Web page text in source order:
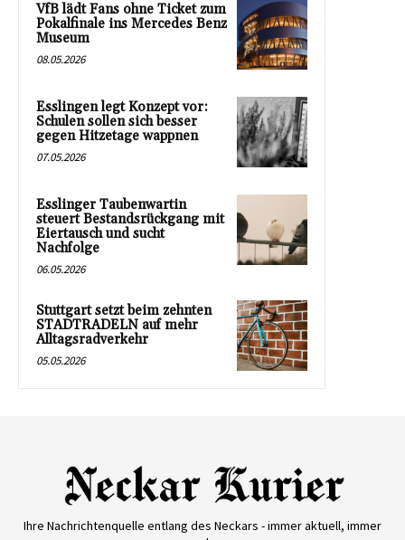
VfB lädt Fans ohne Ticket zum
Pokalfinale ins Mercedes Benz
Museum
08.05.2026
Esslingen legt Konzept vor:
Schulen sollen sich besser
gegen Hitzetage wappnen
07.05.2026
Esslinger Taubenwartin
steuert Bestandsrückgang mit
Eiertausch und sucht
Nachfolge
06.05.2026
Stuttgart setzt beim zehnten
STADTRADELN auf mehr
Alltagsradverkehr
05.05.2026
Ihre Nachrichtenquelle entlang des Neckars - immer aktuell, immer